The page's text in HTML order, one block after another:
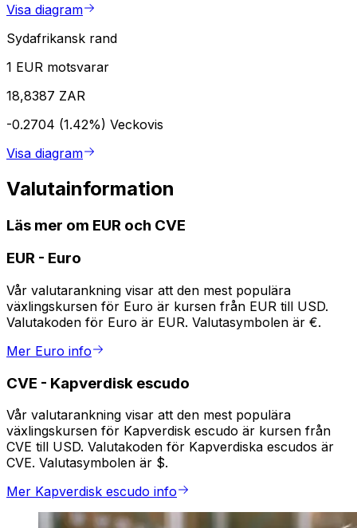
Visa diagram
Sydafrikansk rand
1 EUR motsvarar
18,8387 ZAR
-0.2704 (1.42%) Veckovis
Visa diagram
Valutainformation
Läs mer om EUR och CVE
EUR - Euro
Vår valutarankning visar att den mest populära
växlingskursen för Euro är kursen från EUR till USD.
Valutakoden för Euro är EUR. Valutasymbolen är €.
Mer Euro info
CVE - Kapverdisk escudo
Vår valutarankning visar att den mest populära
växlingskursen för Kapverdisk escudo är kursen från
CVE till USD. Valutakoden för Kapverdiska escudos är
CVE. Valutasymbolen är $.
Mer Kapverdisk escudo info